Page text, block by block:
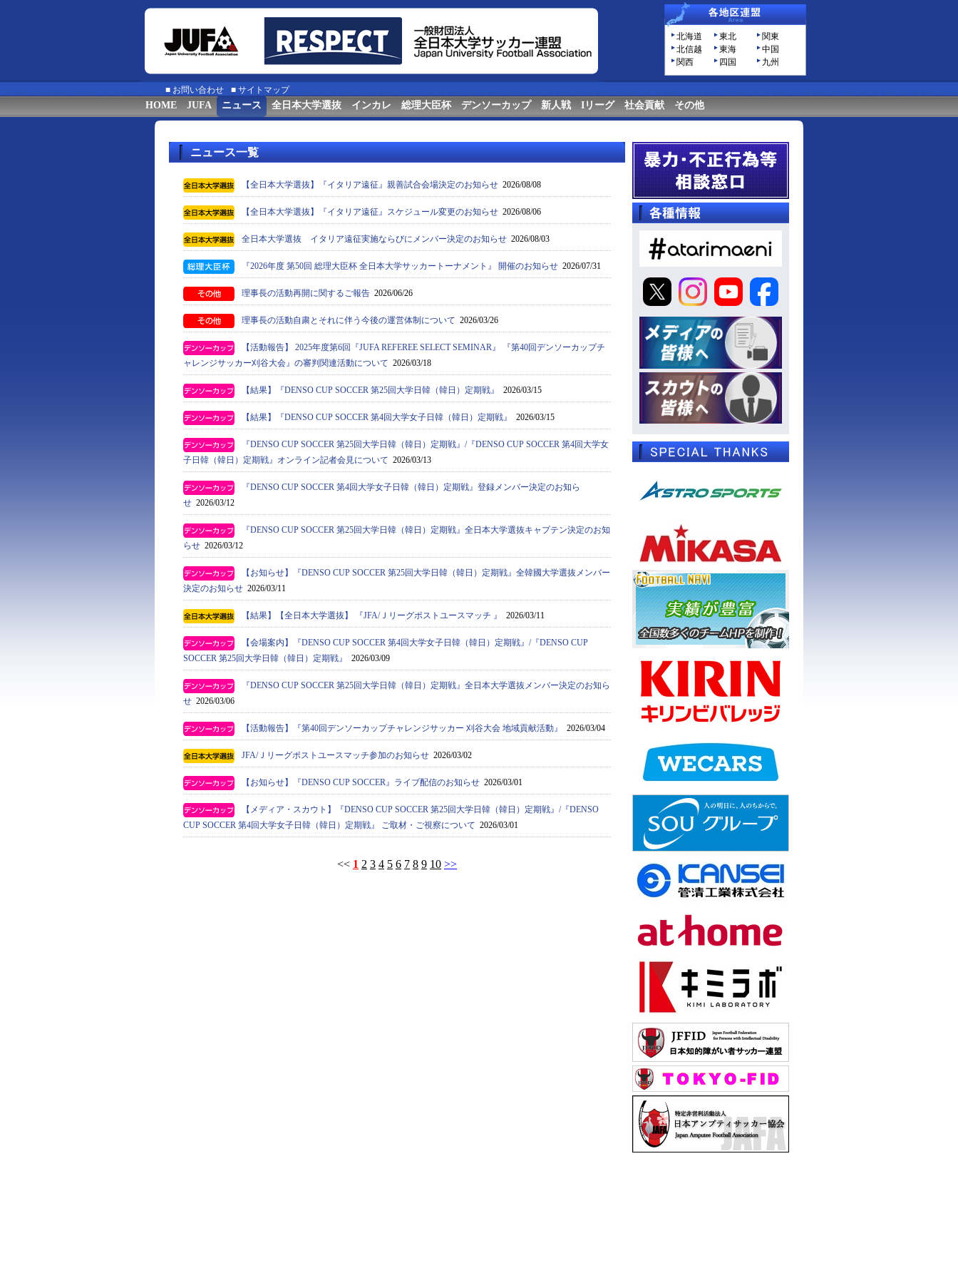
北海道 東北
関東
北信越
東海
中国
関西
四国 九州
■ お問い合わせ ■ サイトマップ
HOME JUFA ニュース 全日本大学選抜 インカレ 総理大臣杯 デンソーカップ 新人戦 Iリーグ 社会貢献 その他
ニュース一覧
【全日本大学選抜】『イタリア遠征』親善試合会場決定のお知らせ 2026/08/08
【全日本大学選抜】『イタリア遠征』スケジュール変更のお知らせ 2026/08/06
全日本大学選抜 イタリア遠征実施ならびにメンバー決定のお知らせ 2026/08/03
『2026年度 第50回 総理大臣杯 全日本大学サッカートーナメント』 開催のお知らせ 2026/07/31
理事長の活動再開に関するご報告 2026/06/26
理事長の活動自粛とそれに伴う今後の運営体制について 2026/03/26
【活動報告】 2025年度第6回『JUFA REFEREE SELECT SEMINAR』 『第40回デンソーカップチ
ャレンジサッカー刈谷大会』の審判関連活動について 2026/03/18
【結果】『DENSO CUP SOCCER 第25回大学日韓（韓日）定期戦』 2026/03/15
【結果】『DENSO CUP SOCCER 第4回大学女子日韓（韓日）定期戦』 2026/03/15
『DENSO CUP SOCCER 第25回大学日韓（韓日）定期戦』/『DENSO CUP SOCCER 第4回大学女
子日韓（韓日）定期戦』オンライン記者会見について 2026/03/13
『DENSO CUP SOCCER 第4回大学女子日韓（韓日）定期戦』登録メンバー決定のお知ら
せ 2026/03/12
『DENSO CUP SOCCER 第25回大学日韓（韓日）定期戦』全日本大学選抜キャプテン決定のお知
らせ 2026/03/12
【お知らせ】『DENSO CUP SOCCER 第25回大学日韓（韓日）定期戦』全韓國大学選抜メンバー
決定のお知らせ 2026/03/11
【結果】【全日本大学選抜】 『JFA/Ｊリーグポストユースマッチ 』 2026/03/11
【会場案内】『DENSO CUP SOCCER 第4回大学女子日韓（韓日）定期戦』/『DENSO CUP
SOCCER 第25回大学日韓（韓日）定期戦』
2026/03/09
『DENSO CUP SOCCER 第25回大学日韓（韓日）定期戦』全日本大学選抜メンバー決定のお知ら
せ 2026/03/06
【活動報告】『第40回デンソーカップチャレンジサッカー 刈谷大会 地域貢献活動』 2026/03/04
JFA/Ｊリーグポストユースマッチ参加のお知らせ 2026/03/02
【お知らせ】『DENSO CUP SOCCER』ライブ配信のお知らせ 2026/03/01
【メディア・スカウト】『DENSO CUP SOCCER 第25回大学日韓（韓日）定期戦』/『DENSO
CUP SOCCER 第4回大学女子日韓（韓日）定期戦』 ご取材・ご視察について 2026/03/01
<< 1 2 3 4 5 6 7 8 9 10 >>